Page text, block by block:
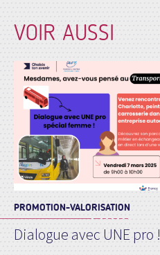
VOIR AUSSI
PROMOTION-VALORISATION
Dialogue avec UNE pro !